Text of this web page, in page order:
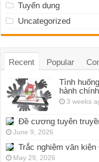
Tuyển dụng
Uncategorized
Recent Popular
Tình
hành chính
3 weeks
Đề cương tuyên
June 9, 2026
Trắc nghiệm văn
May 29, 2026